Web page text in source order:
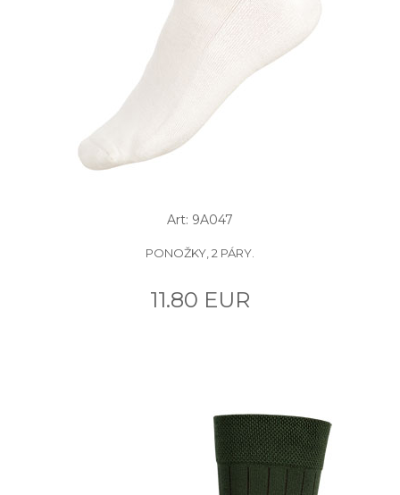
Art: 9A047
PONOŽKY, 2 PÁRY.
11.80 EUR